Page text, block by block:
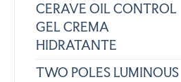
CERAVE OIL CONTROL
GEL CREMA
HIDRATANTE
TWO POLES LUMINOUS